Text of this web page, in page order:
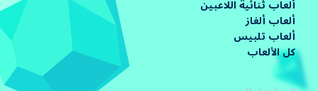
ألعاب ثنائية اللاعبين
ألعاب ألغاز
ألعاب تلبيس
كل الألعاب